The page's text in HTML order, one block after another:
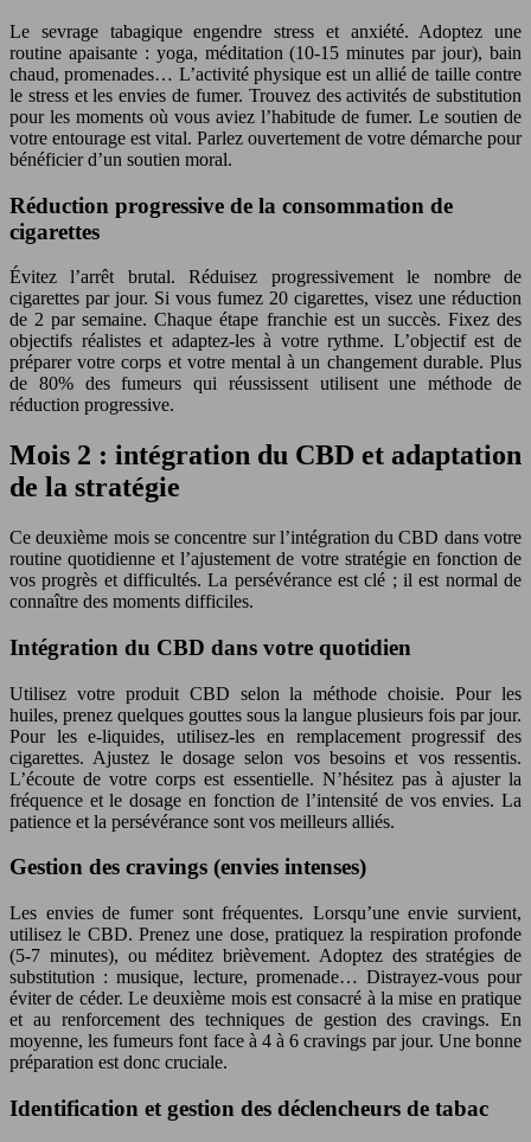
Le sevrage tabagique engendre stress et anxiété. Adoptez une
routine apaisante : yoga, méditation (10-15 minutes par jour), bain
chaud, promenades… L’activité physique est un allié de taille contre
le stress et les envies de fumer. Trouvez des activités de substitution
pour les moments où vous aviez l’habitude de fumer. Le soutien de
votre entourage est vital. Parlez ouvertement de votre démarche pour
bénéficier d’un soutien moral.
Réduction progressive de la consommation de
cigarettes
Évitez l’arrêt brutal. Réduisez progressivement le nombre de
cigarettes par jour. Si vous fumez 20 cigarettes, visez une réduction
de 2 par semaine. Chaque étape franchie est un succès. Fixez des
objectifs réalistes et adaptez-les à votre rythme. L’objectif est de
préparer votre corps et votre mental à un changement durable. Plus
de 80% des fumeurs qui réussissent utilisent une méthode de
réduction progressive.
Mois 2 : intégration du CBD et adaptation
de la stratégie
Ce deuxième mois se concentre sur l’intégration du CBD dans votre
routine quotidienne et l’ajustement de votre stratégie en fonction de
vos progrès et difficultés. La persévérance est clé ; il est normal de
connaître des moments difficiles.
Intégration du CBD dans votre quotidien
Utilisez votre produit CBD selon la méthode choisie. Pour les
huiles, prenez quelques gouttes sous la langue plusieurs fois par jour.
Pour les e-liquides, utilisez-les en remplacement progressif des
cigarettes. Ajustez le dosage selon vos besoins et vos ressentis.
L’écoute de votre corps est essentielle. N’hésitez pas à ajuster la
fréquence et le dosage en fonction de l’intensité de vos envies. La
patience et la persévérance sont vos meilleurs alliés.
Gestion des cravings (envies intenses)
Les envies de fumer sont fréquentes. Lorsqu’une envie survient,
utilisez le CBD. Prenez une dose, pratiquez la respiration profonde
(5-7 minutes), ou méditez brièvement. Adoptez des stratégies de
substitution : musique, lecture, promenade… Distrayez-vous pour
éviter de céder. Le deuxième mois est consacré à la mise en pratique
et au renforcement des techniques de gestion des cravings. En
moyenne, les fumeurs font face à 4 à 6 cravings par jour. Une bonne
préparation est donc cruciale.
Identification et gestion des déclencheurs de tabac